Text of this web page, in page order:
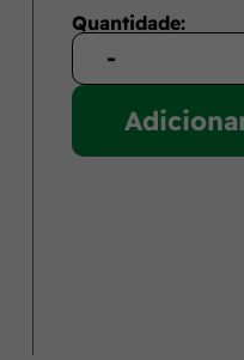
Quantidade:
-